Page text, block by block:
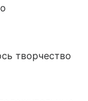
творчество